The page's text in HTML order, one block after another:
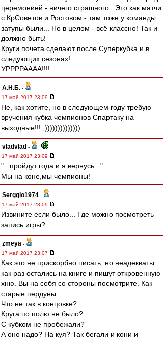
церемонией - ничего страшного...Это как матчи
с КрСоветов и Ростовом - там тоже у команды
затупы были... Но в целом - всё классно! Так и
должно быть!
Круги почета сделают после Суперкубка и в
следующих сезонах!
УРРРРАААА!!!!
А.Н.Б. -
17 май 2017 23:09
Не, как хотите, но в следующем году требую
вручения кубка чемпионов Спартаку на
выходные!!! ;))))))))))))))
vladvlad -
17 май 2017 23:09
"...пройдут года и я вернусь..."
Мы на коне,мы чемпионы!
Serggio1974 -
17 май 2017 23:09
Извините если было... Где можно посмотреть
запись игры?
zmeya -
17 май 2017 23:07
Как это не прискорбно писать, но неадекваты
как раз остались на книге и пишут откровенную
хню. Вы на себя со стороны посмотрите. Как
старые пердуны.
Что не так в концовке?
Круга по полю не было?
С кубком не пробежали?
А оно надо? На куя? Так бегали и кони и